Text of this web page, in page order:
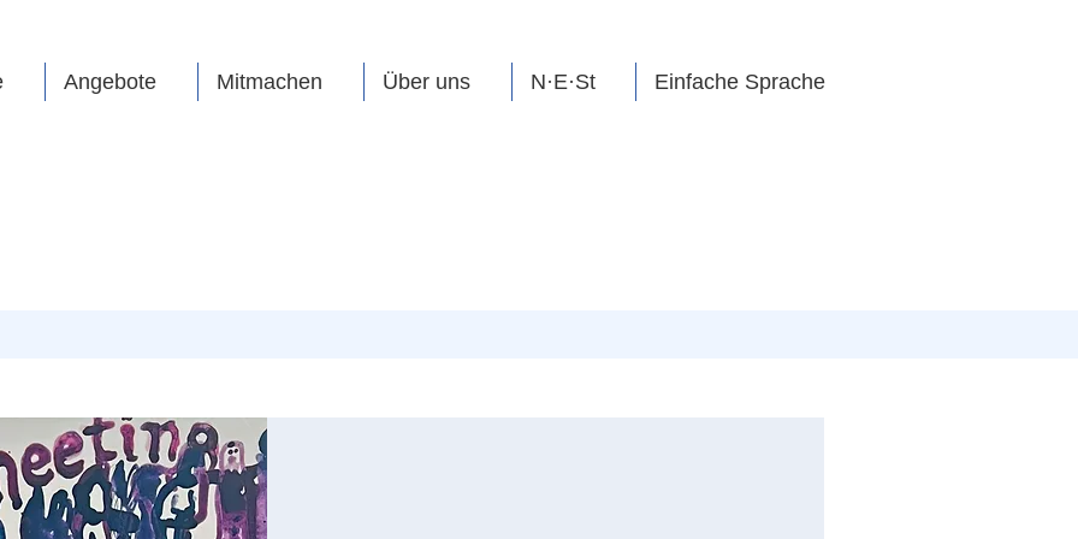
Angebote Mitmachen Über uns N·E·St Einfache Sprache